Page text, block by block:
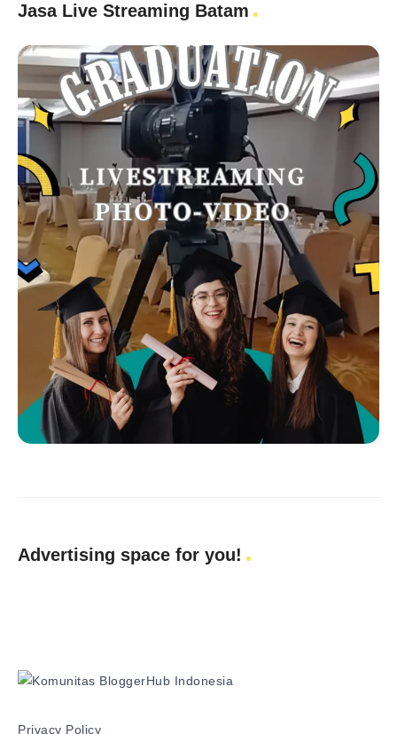
Jasa Live Streaming Batam
Advertising space for you!
Privacy Policy